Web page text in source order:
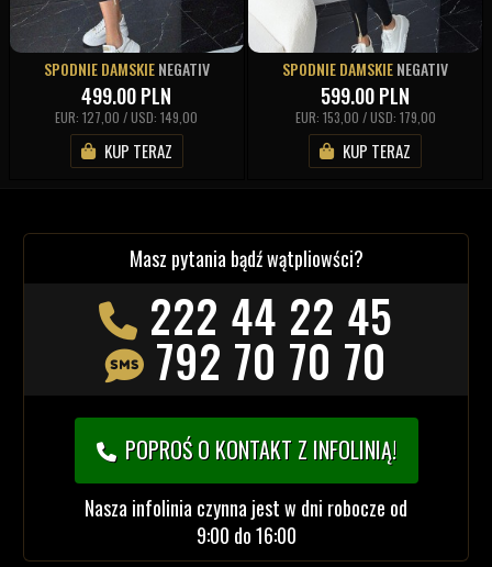
SPODNIE DAMSKIENEGATIV
499.00PLN
EUR: 127,00 / USD: 149,00
KUP TERAZ
SPODNIE DAMSKIENEGATIV
599.00PLN
EUR: 153,00 / USD: 179,00
KUP TERAZ
Masz pytania bądź wątpliowści?
222 44 22 45
792 70 70 70
POPROŚ O KONTAKT Z INFOLINIĄ!
Nasza infolinia czynna jest w dni robocze od
9:00 do 16:00